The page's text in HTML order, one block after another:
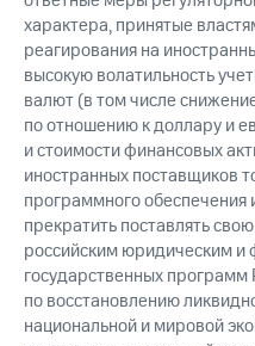
характера, принятые
реагирования на
высокую волатильность
валют (в том числе
по отношению к доллару и
и стоимости финансовых
иностранных поставщиков
программного обеспечения
прекратить поставлять
российским юридическим и
государственных
по восстановлению
национальной и мировой